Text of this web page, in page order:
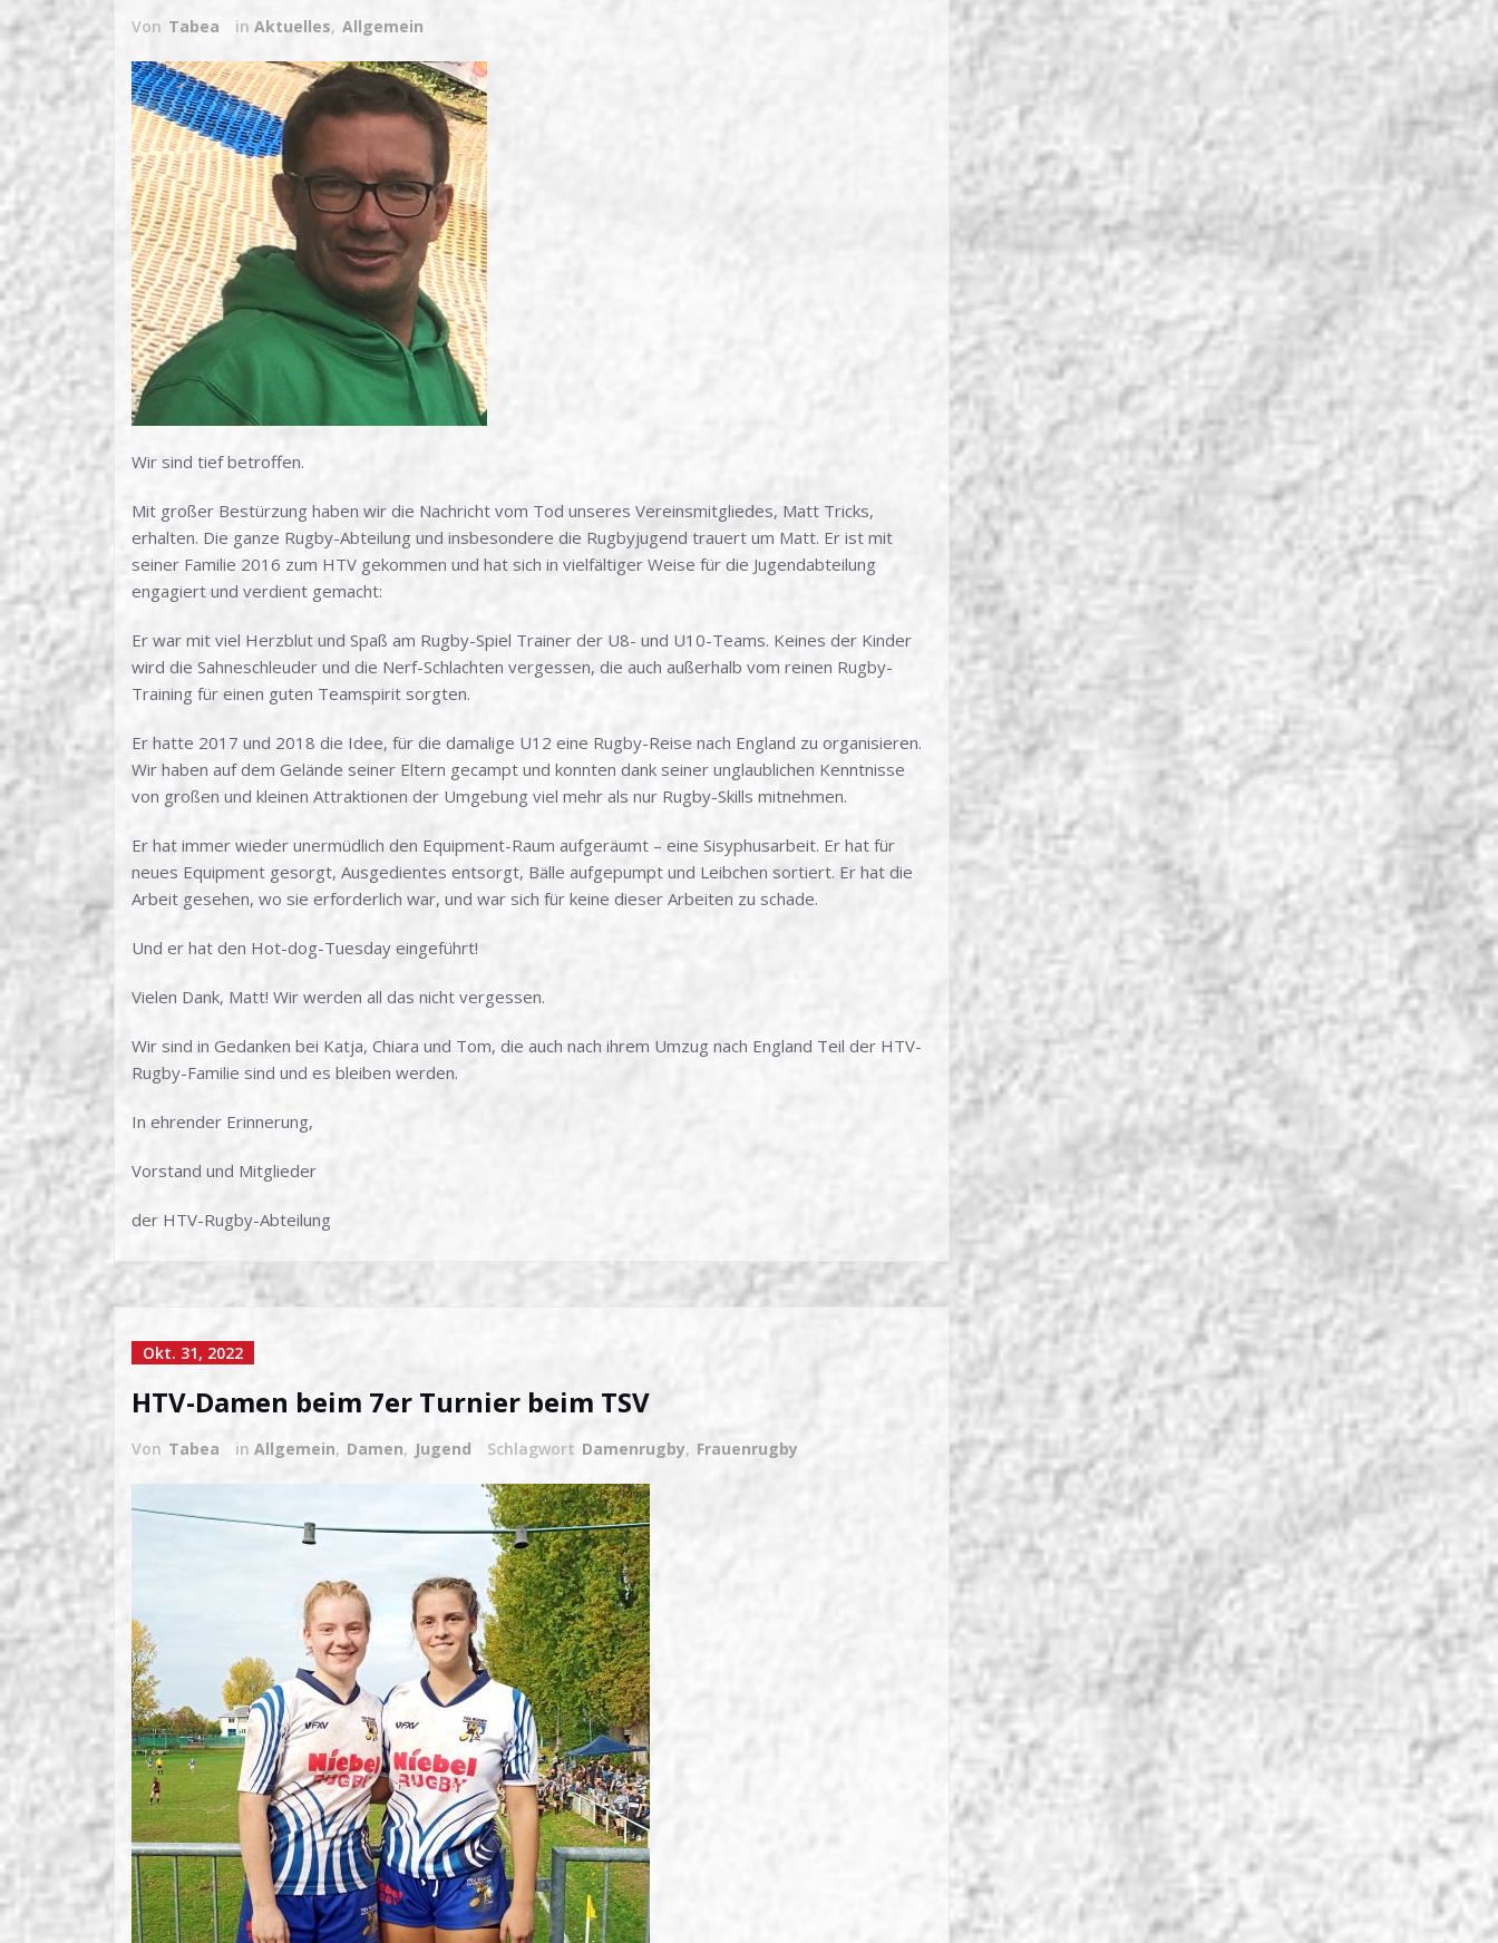
Von Tabea in Aktuelles, Allgemein
Wir sind tief betroffen.
Mit großer Bestürzung haben wir die Nachricht vom Tod unseres Vereinsmitgliedes, Matt Tricks,
erhalten. Die ganze Rugby-Abteilung und insbesondere die Rugbyjugend trauert um Matt. Er ist mit
seiner Familie 2016 zum HTV gekommen und hat sich in vielfältiger Weise für die Jugendabteilung
engagiert und verdient gemacht:
Er war mit viel Herzblut und Spaß am Rugby-Spiel Trainer der U8- und U10-Teams. Keines der Kinder
wird die Sahneschleuder und die Nerf-Schlachten vergessen, die auch außerhalb vom reinen Rugby-
Training für einen guten Teamspirit sorgten.
Er hatte 2017 und 2018 die Idee, für die damalige U12 eine Rugby-Reise nach England zu organisieren.
Wir haben auf dem Gelände seiner Eltern gecampt und konnten dank seiner unglaublichen Kenntnisse
von großen und kleinen Attraktionen der Umgebung viel mehr als nur Rugby-Skills mitnehmen.
Er hat immer wieder unermüdlich den Equipment-Raum aufgeräumt – eine Sisyphusarbeit. Er hat für
neues Equipment gesorgt, Ausgedientes entsorgt, Bälle aufgepumpt und Leibchen sortiert. Er hat die
Arbeit gesehen, wo sie erforderlich war, und war sich für keine dieser Arbeiten zu schade.
Und er hat den Hot-dog-Tuesday eingeführt!
Vielen Dank, Matt! Wir werden all das nicht vergessen.
Wir sind in Gedanken bei Katja, Chiara und Tom, die auch nach ihrem Umzug nach England Teil der HTV-
Rugby-Familie sind und es bleiben werden.
In ehrender Erinnerung,
Vorstand und Mitglieder
der HTV-Rugby-Abteilung
Okt. 31, 2022
HTV-Damen beim 7er Turnier beim TSV
Von Tabea in Allgemein, Damen, Jugend Schlagwort Damenrugby, Frauenrugby